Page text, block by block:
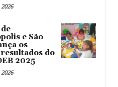
e São
os
do
2025